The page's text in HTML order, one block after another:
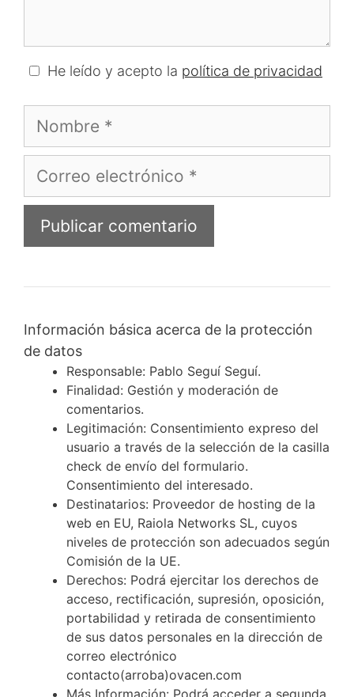
He leído y acepto la política de privacidad
Nombre
Correo
electrónico
Información básica acerca de la protección
de datos
Responsable: Pablo Seguí Seguí.
Finalidad: Gestión y moderación de
comentarios.
Legitimación: Consentimiento expreso del
usuario a través de la selección de la casilla
check de envío del formulario.
Consentimiento del interesado.
Destinatarios: Proveedor de hosting de la
web en EU, Raiola Networks SL, cuyos
niveles de protección son adecuados según
Comisión de la UE.
Derechos: Podrá ejercitar los derechos de
acceso, rectificación, supresión, oposición,
portabilidad y retirada de consentimiento
de sus datos personales en la dirección de
correo electrónico
contacto(arroba)ovacen.com